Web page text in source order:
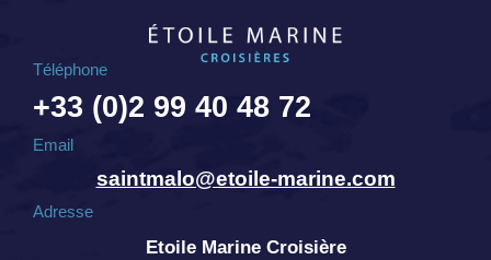
Téléphone
+33 (0)2 99 40 48 72
Email
saintmalo@etoile-marine.com
Adresse
Etoile Marine Croisière